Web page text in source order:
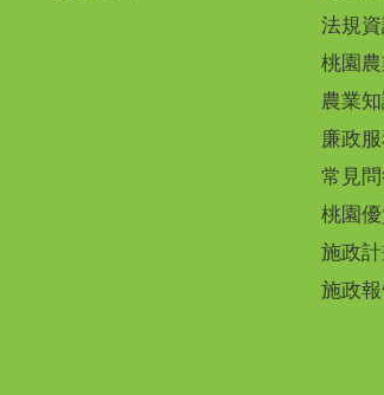
法規
桃園
農業
廉政
常見
桃園
施政
施政